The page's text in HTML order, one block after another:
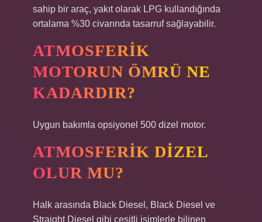
sahip bir araç, yakıt olarak LPG kullandığında
ortalama %30 civarında tasarruf sağlayabilir.
ATMOSFERIK
MOTORUN ÖMRÜ NE
KADARDIR?
Uygun bakımla opsiyonel 500 dizel motor.
ATMOSFERIK DIZEL
OLUR MU?
Halk arasında Black Diesel, Black Diesel ve
Straight Diesel gibi çeşitli isimlerle bilinen